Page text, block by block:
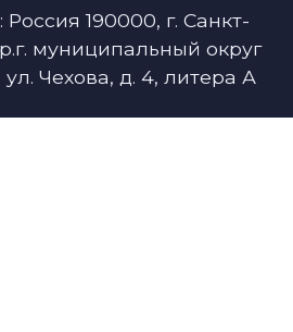
190000, г. Санкт-
муниципальный округ
Чехова, д. 4, литера А